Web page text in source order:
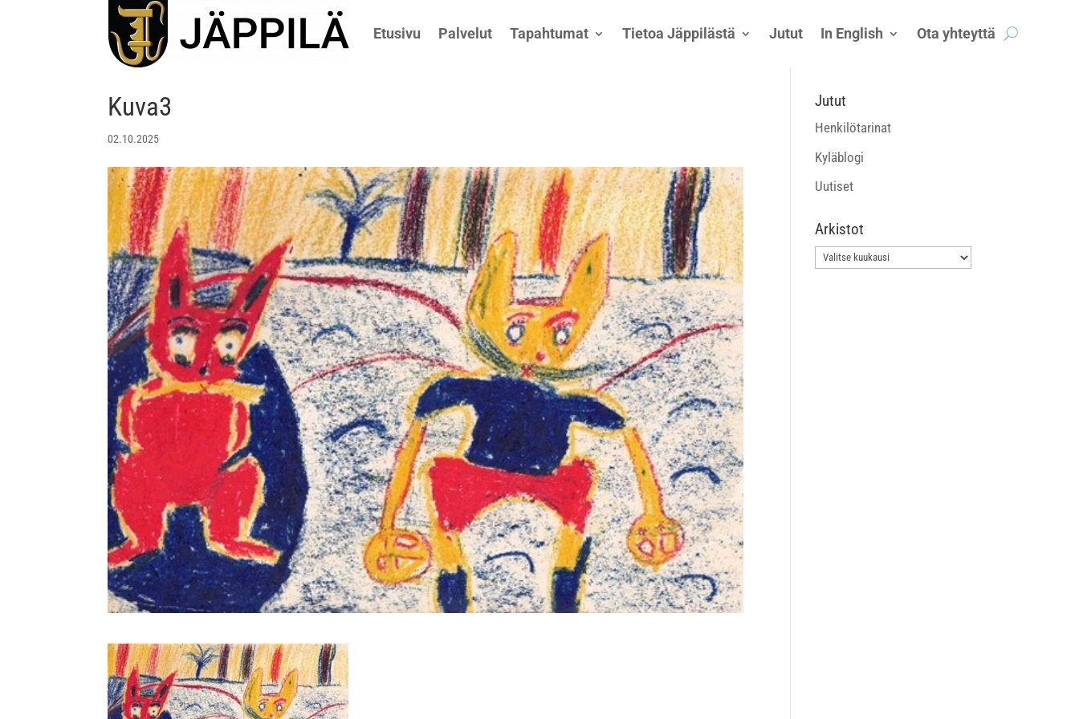
Etusivu Palvelut Tapahtumat Tietoa Jäppilästä Jutut In English Ota yhteyttä
Kuva3
02.10.2025
Jutut
Henkilötarinat
Kyläblogi
Uutiset
Arkistot
Arkistot